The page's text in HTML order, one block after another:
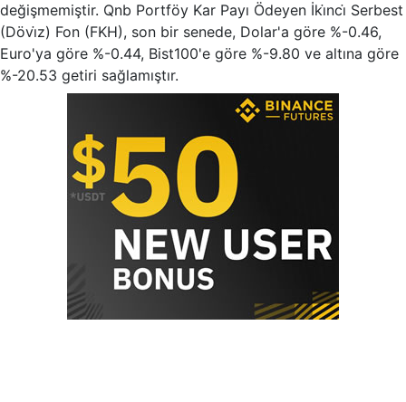
değişmemiştir. Qnb Portföy Kar Payı Ödeyen İki̇nci̇ Serbest
(Dövi̇z) Fon (FKH), son bir senede, Dolar'a göre %-0.46,
Euro'ya göre %-0.44, Bist100'e göre %-9.80 ve altına göre
%-20.53 getiri sağlamıştır.